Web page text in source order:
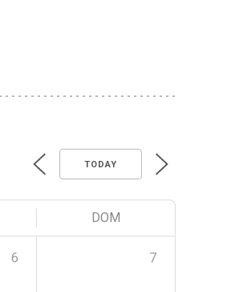
TODAY
DOM
6 7